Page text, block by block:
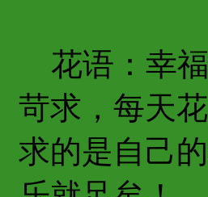
花语：幸福
苛求，每天
求的是自己